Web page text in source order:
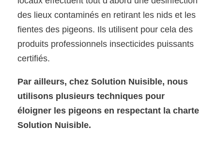
des lieux contaminés en retirant les nids et les
fientes des pigeons. Ils utilisent pour cela des
produits professionnels insecticides puissants
certifiés.
Par ailleurs, chez Solution Nuisible, nous
utilisons plusieurs techniques pour
éloigner les pigeons en respectant la charte
Solution Nuisible.